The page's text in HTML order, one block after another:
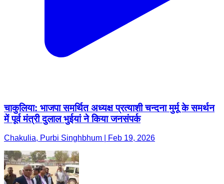
चाकुलिया: भाजपा समर्थित अध्यक्ष प्रत्याशी चन्दना मुर्मू के समर्थन
में पूर्व मंत्री दुलाल भुईयां ने किया जनसंपर्क
Chakulia, Purbi Singhbhum | Feb 19, 2026